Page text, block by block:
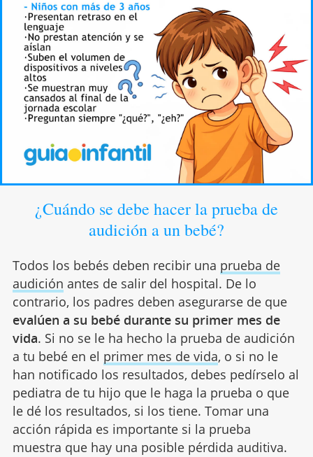
¿Cuándo se debe hacer la prueba de
audición a un bebé?
Todos los bebés deben recibir una prueba de
audición antes de salir del hospital. De lo
contrario, los padres deben asegurarse de que
evalúen a su bebé durante su primer mes de
vida. Si no se le ha hecho la prueba de audición
a tu bebé en el primer mes de vida, o si no le
han notificado los resultados, debes pedírselo al
pediatra de tu hijo que le haga la prueba o que
le dé los resultados, si los tiene. Tomar una
acción rápida es importante si la prueba
muestra que hay una posible pérdida auditiva.